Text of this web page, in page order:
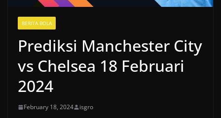
BERITA BOLA
Prediksi Manchester City
vs Chelsea 18 Februari
2024
February 18, 2024 isgro